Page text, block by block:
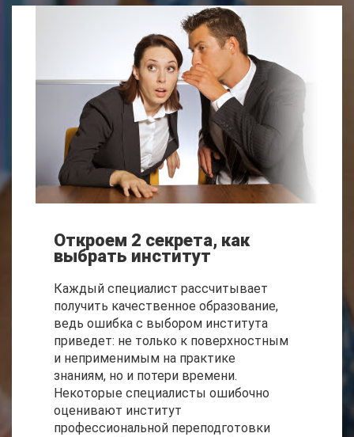
Откроем 2 секрета, как
выбрать институт
Каждый специалист рассчитывает
получить качественное образование,
ведь ошибка с выбором института
приведет: не только к поверхностным
и неприменимым на практике
знаниям, но и потери времени.
Некоторые специалисты ошибочно
оценивают институт
профессиональной переподготовки